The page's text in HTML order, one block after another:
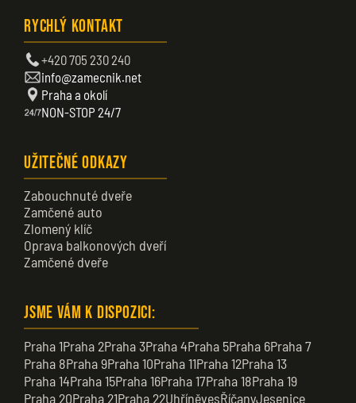
Rychlý kontakt
+420 705 230 240
info@zamecnik.net
Praha a okolí
NON-STOP 24/7
Užitečné odkazy
Zabouchnuté dveře
Zamčené auto
Zlomený klíč
Oprava balkonových dveří
Zamčené dveře
Jsme vám k dispozici:
Praha 1Praha 2Praha 3Praha 4Praha 5Praha 6Praha 7
Praha 8Praha 9Praha 10Praha 11Praha 12Praha 13
Praha 14Praha 15Praha 16Praha 17Praha 18Praha 19
Praha 20Praha 21Praha 22UhříněvesŘíčanyJesenice